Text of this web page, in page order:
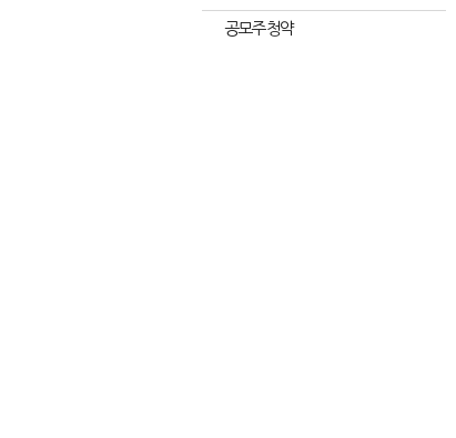
공모주 청약